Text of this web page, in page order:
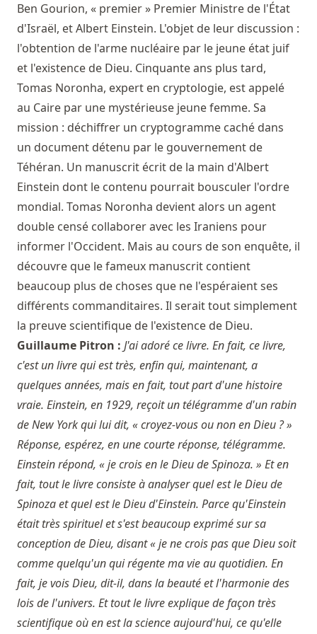
Ben Gourion, « premier » Premier Ministre de l'État
d'Israël, et Albert Einstein. L'objet de leur discussion :
l'obtention de l'arme nucléaire par le jeune état juif
et l'existence de Dieu. Cinquante ans plus tard,
Tomas Noronha, expert en cryptologie, est appelé
au Caire par une mystérieuse jeune femme. Sa
mission : déchiffrer un cryptogramme caché dans
un document détenu par le gouvernement de
Téhéran. Un manuscrit écrit de la main d'Albert
Einstein dont le contenu pourrait bousculer l'ordre
mondial. Tomas Noronha devient alors un agent
double censé collaborer avec les Iraniens pour
informer l'Occident. Mais au cours de son enquête, il
découvre que le fameux manuscrit contient
beaucoup plus de choses que ne l'espéraient ses
différents commanditaires. Il serait tout simplement
la preuve scientifique de l'existence de Dieu.
Guillaume Pitron : J'ai adoré ce livre. En fait, ce livre,
c'est un livre qui est très, enfin qui, maintenant, a
quelques années, mais en fait, tout part d'une histoire
vraie. Einstein, en 1929, reçoit un télégramme d'un rabin
de New York qui lui dit, « croyez-vous ou non en Dieu ? »
Réponse, espérez, en une courte réponse, télégramme.
Einstein répond, « je crois en le Dieu de Spinoza. » Et en
fait, tout le livre consiste à analyser quel est le Dieu de
Spinoza et quel est le Dieu d'Einstein. Parce qu'Einstein
était très spirituel et s'est beaucoup exprimé sur sa
conception de Dieu, disant « je ne crois pas que Dieu soit
comme quelqu'un qui régente ma vie au quotidien. En
fait, je vois Dieu, dit-il, dans la beauté et l'harmonie des
lois de l'univers. Et tout le livre explique de façon très
scientifique où en est la science aujourd'hui, ce qu'elle